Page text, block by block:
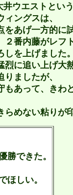
ウエストとい
ングスは、
あげ一方的に
番内藤がレフ
を上げました。
に追い上げ大
ましたが、
あって、きわ
めない粘りが
勝できた。
ほしい。